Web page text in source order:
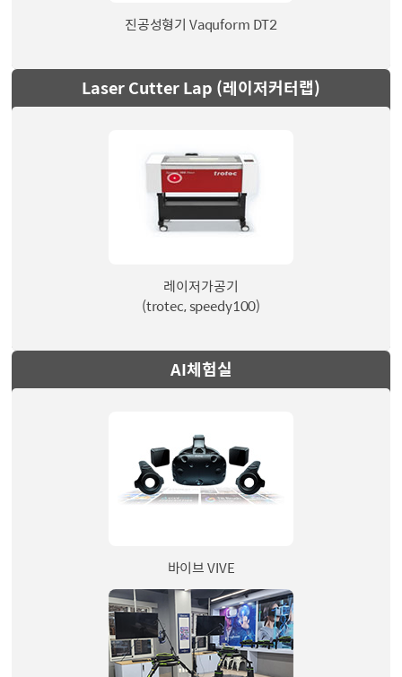
진공성형기 Vaquform DT2
Laser Cutter Lap (레이저커터랩)
레이저가공기
(trotec, speedy100)
AI체험실
바이브 VIVE